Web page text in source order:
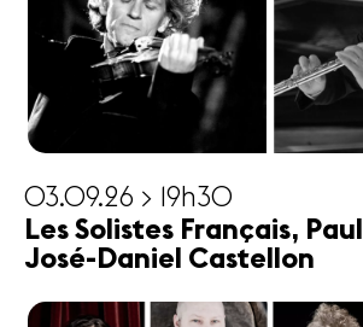
03.09.26 > 19h30
Les Solistes Français,
José-Daniel Castellon